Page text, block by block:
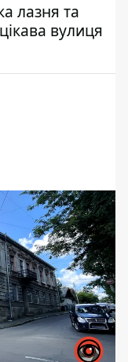
лазня та
вулиця